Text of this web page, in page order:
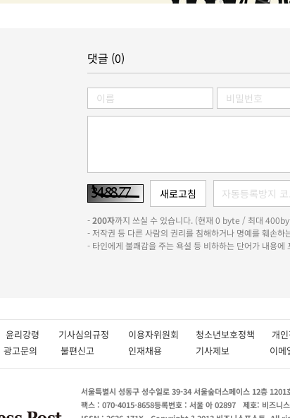
댓글 (0)
-200자까지 쓰실 수 있습니다. (현재 0 byte / 최대
- 저작권 등 다른 사람의 권리를 침해하거나 명예를 훼손
- 타인에게 불쾌감을 주는 욕설 등 비하하는 단어가 내용
윤리강령 기사심의규정 이용자위원회 청소년보호정책 개
광고문의 불편신고 인재채용 기사제보 이메
서울특별시 성동구 성수일로 39-34 서울숲더스페이스 12층 1201
팩스 : 070-4015-8658등록번호 : 서울 아 02897 제호: 비즈니